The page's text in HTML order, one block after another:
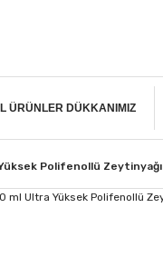
ÜRÜNLER DÜKKANIMIZ
Polifenollü Zeytinyağı